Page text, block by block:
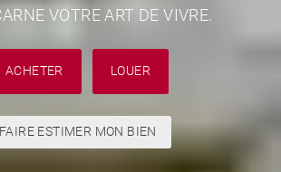
VOTRE ART DE VIVRE.
ACHETER LOUER
FAIRE ESTIMER MON BIEN